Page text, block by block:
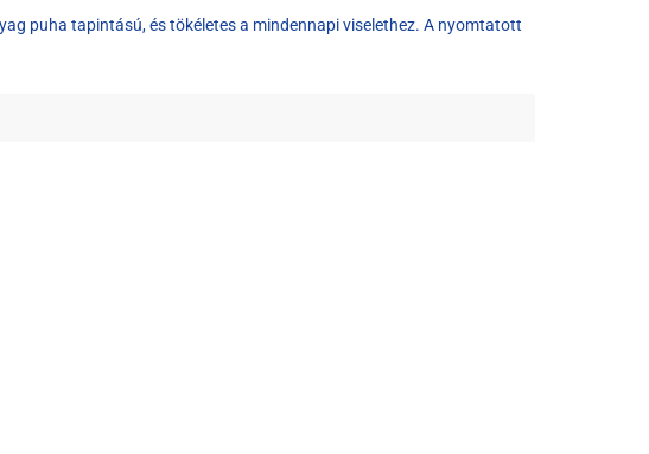
puha tapintású, és tökéletes a mindennapi viselethez. A nyomtatott